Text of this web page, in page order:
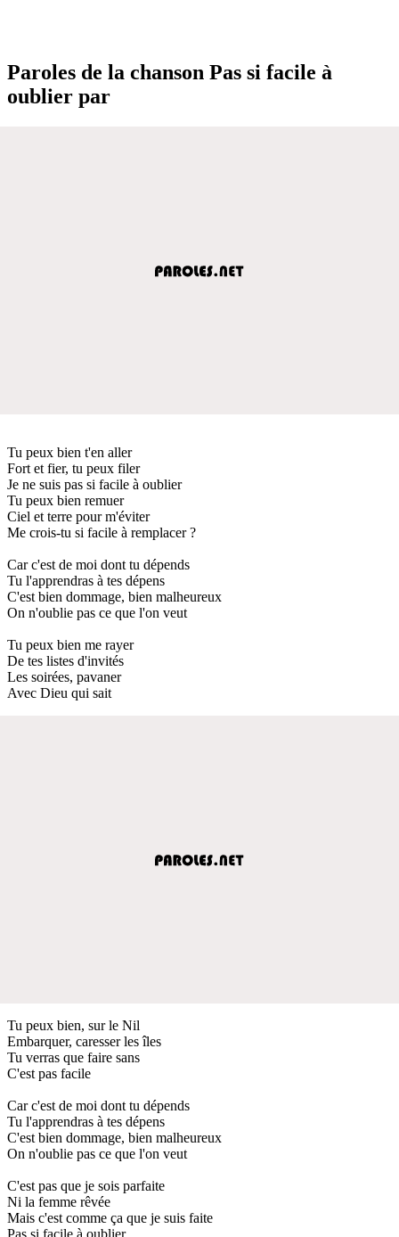
Paroles de la chanson Pas si facile à
oublier par
Tu peux bien t'en aller
Fort et fier, tu peux filer
Je ne suis pas si facile à oublier
Tu peux bien remuer
Ciel et terre pour m'éviter
Me crois-tu si facile à remplacer ?
Car c'est de moi dont tu dépends
Tu l'apprendras à tes dépens
C'est bien dommage, bien malheureux
On n'oublie pas ce que l'on veut
Tu peux bien me rayer
De tes listes d'invités
Les soirées, pavaner
Avec Dieu qui sait
Tu peux bien, sur le Nil
Embarquer, caresser les îles
Tu verras que faire sans
C'est pas facile
Car c'est de moi dont tu dépends
Tu l'apprendras à tes dépens
C'est bien dommage, bien malheureux
On n'oublie pas ce que l'on veut
C'est pas que je sois parfaite
Ni la femme rêvée
Mais c'est comme ça que je suis faite
Pas si facile à oublier